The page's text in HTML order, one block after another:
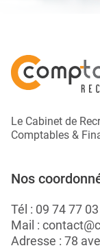
Le Cabinet de
Comptables &
Nos
Tél : 09 74 77
Mail :
Adresse : 78